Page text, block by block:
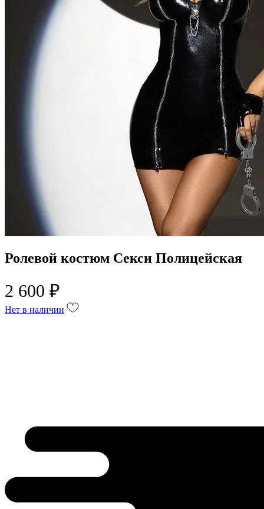
Ролевой костюм Секси Полицейская
2 600 ₽
Нет в наличии